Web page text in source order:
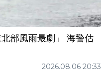
部風雨最劇」 海警估
2026.08.06 20:33